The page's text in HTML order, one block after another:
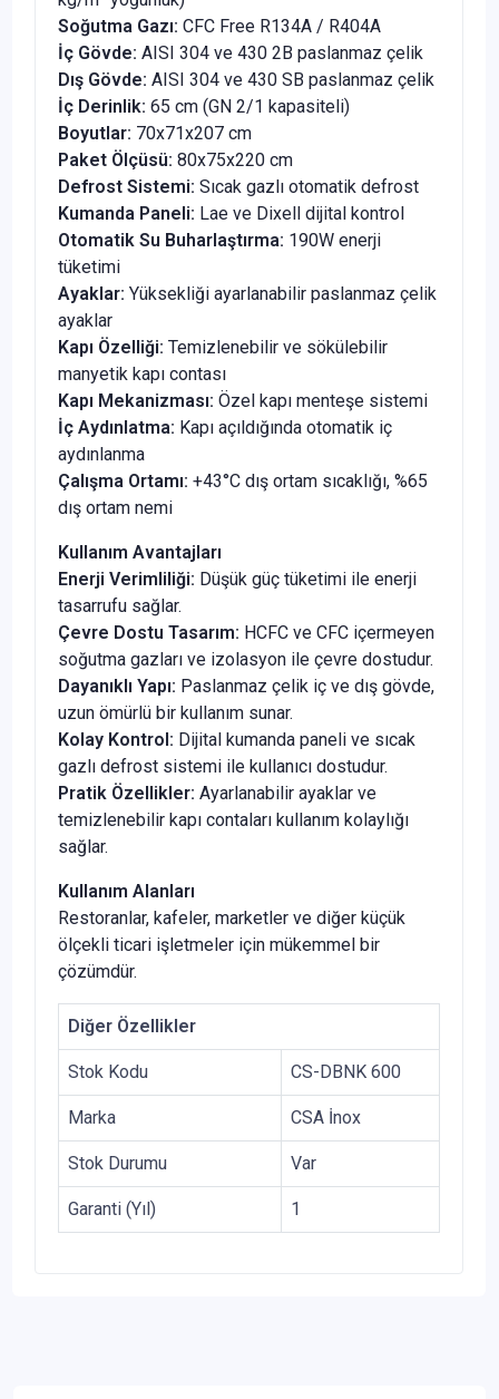
Soğutma Gazı: CFC Free R134A / R404A
İç Gövde: AISI 304 ve 430 2B paslanmaz çelik
Dış Gövde: AISI 304 ve 430 SB paslanmaz çelik
İç Derinlik: 65 cm (GN 2/1 kapasiteli)
Boyutlar: 70x71x207 cm
Paket Ölçüsü: 80x75x220 cm
Defrost Sistemi: Sıcak gazlı otomatik defrost
Kumanda Paneli: Lae ve Dixell dijital kontrol
Otomatik Su Buharlaştırma: 190W enerji
tüketimi
Ayaklar: Yüksekliği ayarlanabilir paslanmaz çelik
ayaklar
Kapı Özelliği: Temizlenebilir ve sökülebilir
manyetik kapı contası
Kapı Mekanizması: Özel kapı menteşe sistemi
İç Aydınlatma: Kapı açıldığında otomatik iç
aydınlanma
Çalışma Ortamı: +43°C dış ortam sıcaklığı, %65
dış ortam nemi
Kullanım Avantajları
Enerji Verimliliği: Düşük güç tüketimi ile enerji
tasarrufu sağlar.
Çevre Dostu Tasarım: HCFC ve CFC içermeyen
soğutma gazları ve izolasyon ile çevre dostudur.
Dayanıklı Yapı: Paslanmaz çelik iç ve dış gövde,
uzun ömürlü bir kullanım sunar.
Kolay Kontrol: Dijital kumanda paneli ve sıcak
gazlı defrost sistemi ile kullanıcı dostudur.
Pratik Özellikler: Ayarlanabilir ayaklar ve
temizlenebilir kapı contaları kullanım kolaylığı
sağlar.
Kullanım Alanları
Restoranlar, kafeler, marketler ve diğer küçük
ölçekli ticari işletmeler için mükemmel bir
çözümdür.
Diğer Özellikler
Stok Kodu CS-DBNK 600
Marka CSA İnox
Stok Durumu Var
Garanti (Yıl) 1